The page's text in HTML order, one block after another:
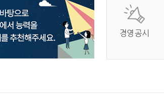
경영공시